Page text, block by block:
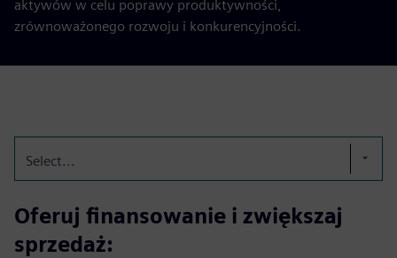
aktywów w celu poprawy produktywności,
zrównoważonego rozwoju i konkurencyjności.
Select...
Oferuj finansowanie i zwiększaj
sprzedaż: